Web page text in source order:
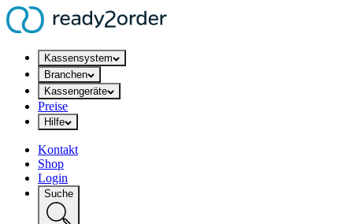
Kassensystem
Branchen
Kassengeräte
Preise
Hilfe
Kontakt
Shop
Login
Suche